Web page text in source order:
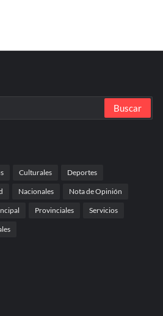
Culturales Deportes
Nacionales Nota de Opinión
Provinciales Servicios